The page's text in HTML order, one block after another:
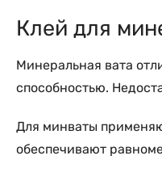
Клей для
Минеральная вата
способностью.
Для минваты
обеспечивают